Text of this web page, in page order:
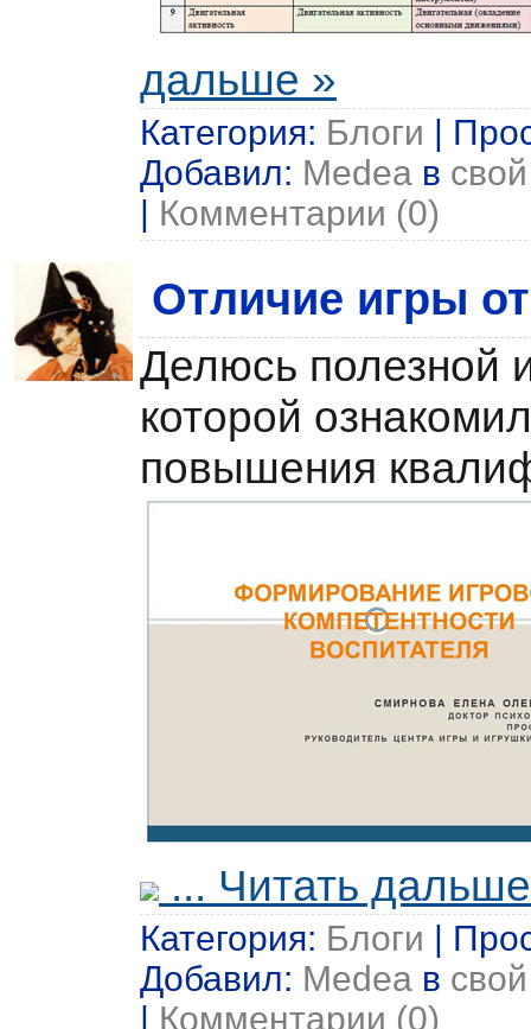
дальше »
Категория: Блоги |
Добавил: Medea в
| Комментарии (0)
Отличие игры
Делюсь полезной
которой
повышения
... Читать
Категория: Блоги |
Добавил: Medea в
| Комментарии (0)